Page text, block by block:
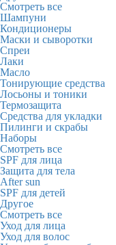
Смотреть все
Шампуни
Кондиционеры
Маски и сыворотки
Спреи
Лаки
Масло
Тонирующие средства
Лосьоны и тоники
Термозащита
Средства для укладки
Пилинги и скрабы
Наборы
Смотреть все
SPF для лица
Защита для тела
After sun
SPF для детей
Другое
Смотреть все
Уход для лица
Уход для волос